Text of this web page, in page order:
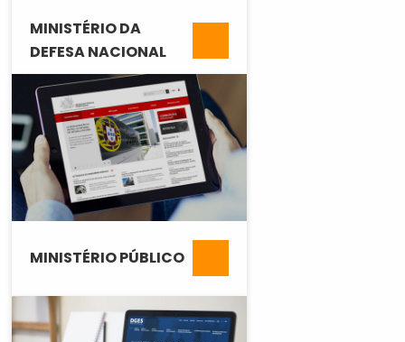
MINISTÉRIO DA
DEFESA NACIONAL
MINISTÉRIO PÚBLICO